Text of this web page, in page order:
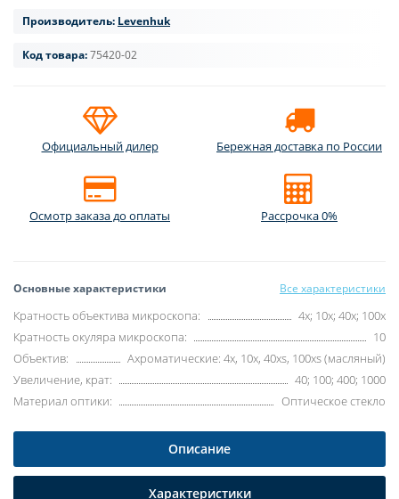
Производитель: Levenhuk
Код товара:75420-02
Официальный дилер Бережная доставка по России
Осмотр заказа до оплаты Рассрочка 0%
Основные характеристики Все характеристики
Кратность объектива микроскопа:
4x; 10x; 40x; 100x
Кратность окуляра микроскопа:
10
Объектив:
Ахроматические: 4x, 10x, 40xs, 100xs (масляный)
Увеличение, крат:
40; 100; 400; 1000
Материал оптики:
Оптическое стекло
Описание
Характеристики